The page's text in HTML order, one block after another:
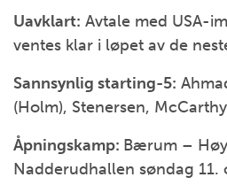
Uavklart: Avtale med USA-
ventes klar i løpet av de
Sannsynlig starting-5:
(Holm), Stenersen,
Åpningskamp: Bærum –
Nadderudhallen søndag 11.